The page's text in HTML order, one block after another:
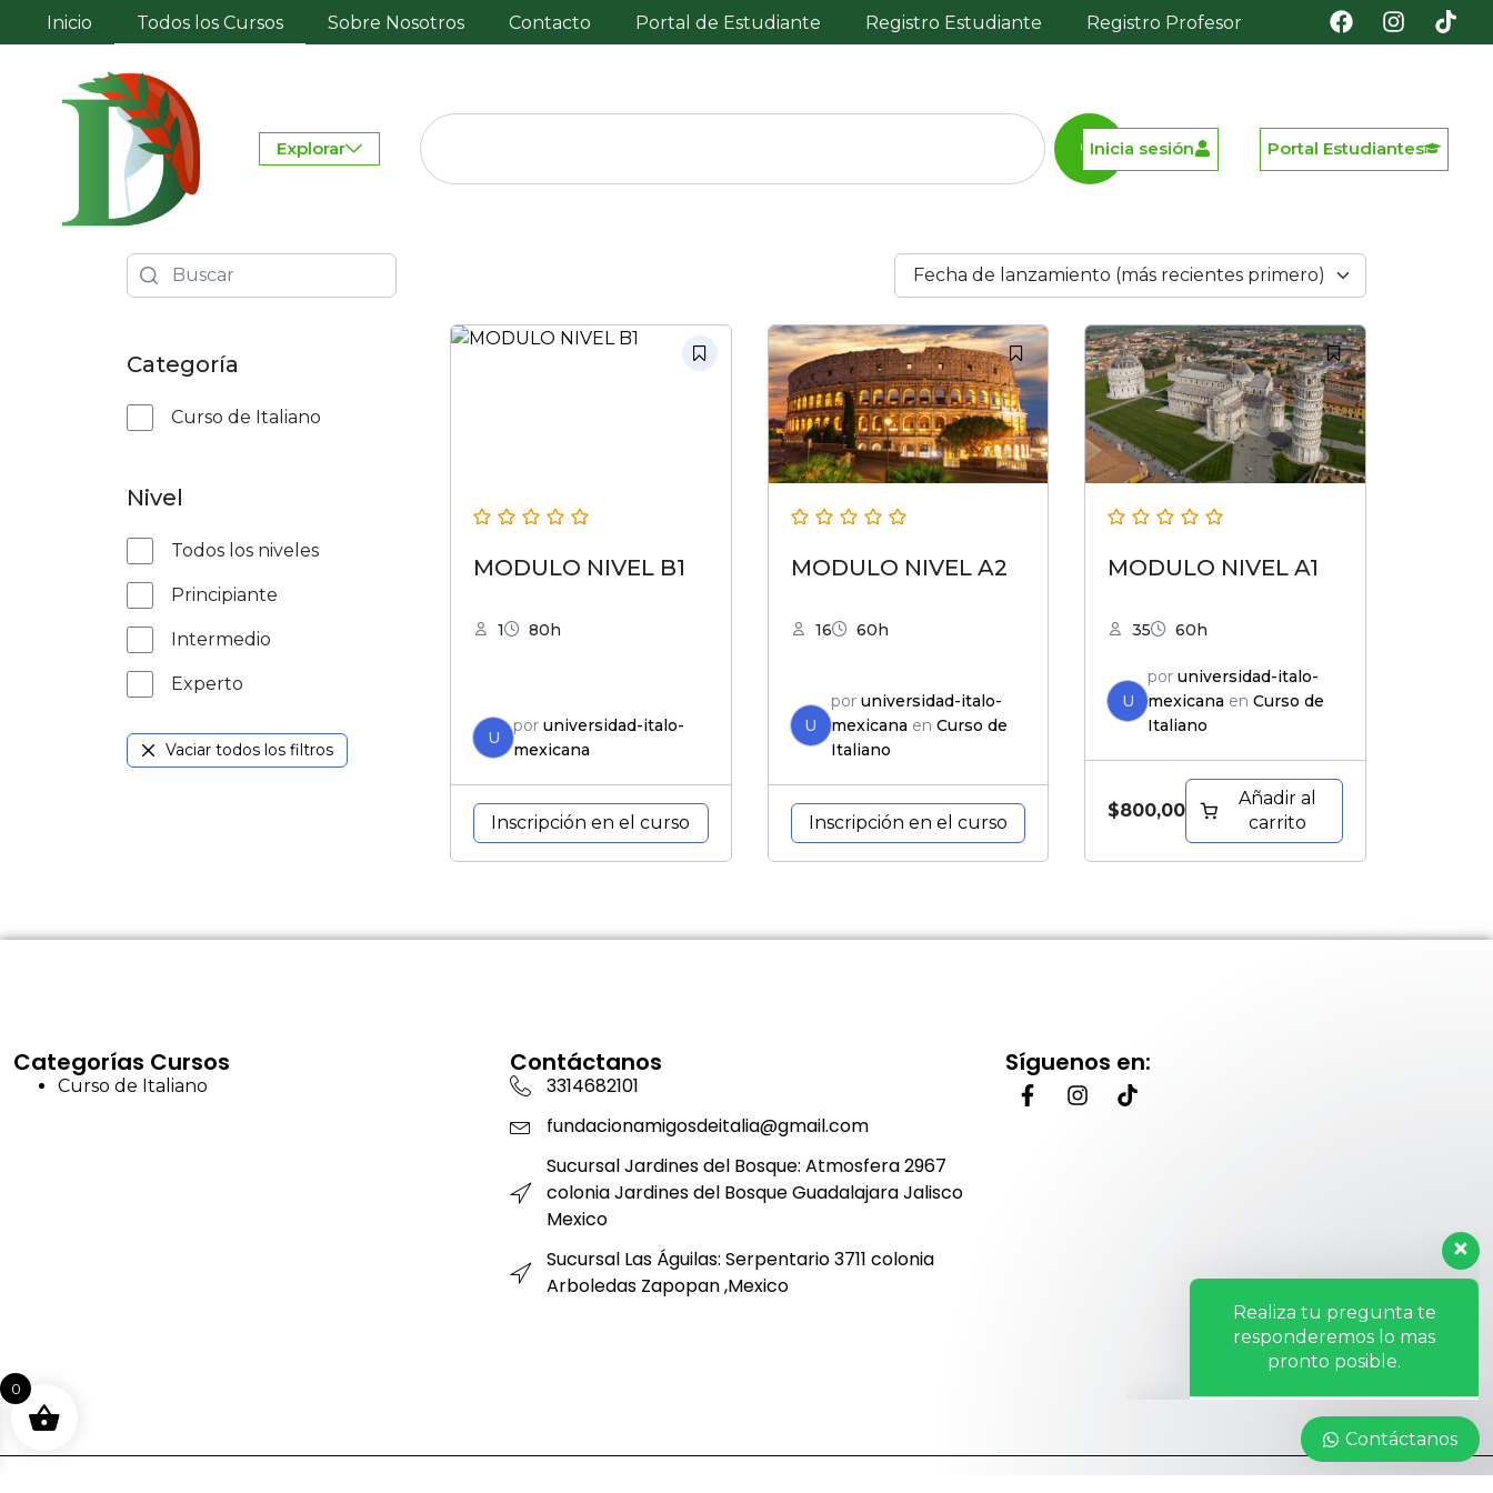
Inicio Todos los Cursos Sobre Nosotros Contacto Portal de Estudiante Registro Estudiante Registro Profesor
Explorar Inicia sesión Portal Estudiantes
Categoría
Curso de Italiano
Nivel
Todos los niveles
Principiante
Intermedio
Experto
Vaciar todos los filtros
Fecha de lanzamiento (más recientes primero)
MODULO NIVEL B1
1 80h
U
por universidad-italo-
mexicana
Inscripción en el curso
MODULO NIVEL A2
16 60h
U
por universidad-italo-
mexicana en Curso de
Italiano
Inscripción en el curso
MODULO NIVEL A1
35 60h
U
poruniversidad-italo-
mexicana enCurso de
Italiano
$800,00
Añadir al
carrito
Categorías Cursos
Curso de Italiano
Contáctanos
3314682101
fundacionamigosdeitalia@gmail.com
Sucursal Jardines del Bosque: Atmosfera 2967
colonia Jardines del Bosque Guadalajara Jalisco
Mexico
Sucursal Las Águilas: Serpentario 3711 colonia
Arboledas Zapopan ,Mexico
Síguenos en:
0
Contáctanos